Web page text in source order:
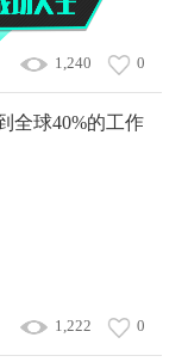
1,240 0
全球40%的工作
1,222 0